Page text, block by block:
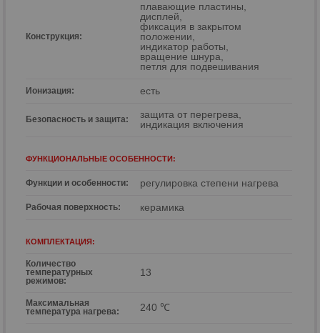
Конструкция:
плавающие пластины,
дисплей,
фиксация в закрытом
положении,
индикатор работы,
вращение шнура,
петля для подвешивания
Ионизация: есть
Безопасность и защита:
защита от перегрева,
индикация включения
ФУНКЦИОНАЛЬНЫЕ ОСОБЕННОСТИ:
Функции и особенности: регулировка степени нагрева
Рабочая поверхность: керамика
КОМПЛЕКТАЦИЯ:
Количество
температурных
режимов:
13
Максимальная
температура нагрева:
240 ℃